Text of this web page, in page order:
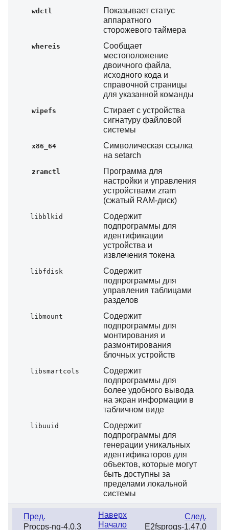
wdctl
Показывает статус
аппаратного
сторожевого таймера
whereis
Сообщает
местоположение
двоичного файла,
исходного кода и
справочной страницы
для указанной команды
wipefs
Стирает с устройства
сигнатуру файловой
системы
x86_64
Символическая ссылка
на setarch
zramctl
Программа для
настройки и управления
устройствами zram
(сжатый RAM-диск)
libblkid
Содержит
подпрограммы для
идентификации
устройства и
извлечения токена
libfdisk
Содержит
подпрограммы для
управления таблицами
разделов
libmount
Содержит
подпрограммы для
монтирования и
размонтирования
блочных устройств
libsmartcols
Содержит
подпрограммы для
более удобного вывода
на экран информации в
табличном виде
libuuid
Содержит
подпрограммы для
генерации уникальных
идентификаторов для
объектов, которые могут
быть доступны за
пределами локальной
системы
Пред.
Procps-ng-4.0.3
След.
E2fsprogs-1.47.0
Наверх
Начало